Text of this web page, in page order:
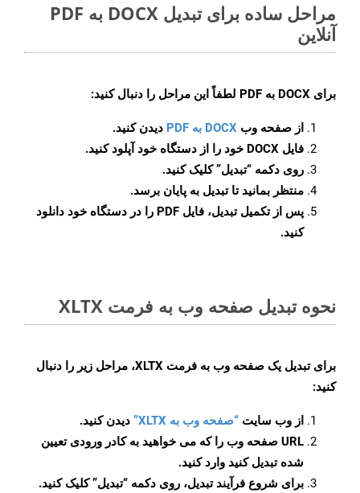
مراحل ساده برای تبدیل DOCX به PDF
آنلاین
برای DOCX به PDF لطفاً این مراحل را دنبال کنید:
از صفحه وب DOCX به PDF
دیدن کنید.
فایل DOCX خود را از دستگاه خود آپلود کنید.
روی دکمه “تبدیل”کلیک کنید.
منتظر بمانید تا تبدیل به پایان برسد.
پس از تکمیل تبدیل، فایل PDF را در دستگاه خود دانلود
کنید.
نحوه تبدیل صفحه وب به فرمت XLTX
برای تبدیل یک صفحه وب به فرمت XLTX، مراحل زیر را دنبال
کنید:
از وب سایت “صفحه وب به XLTX”
دیدن کنید.
URL صفحه وب را که می خواهید به کادر ورودی تعیین
شده تبدیل کنید وارد کنید.
برای شروع فرآیند تبدیل، روی دکمه “تبدیل” کلیک کنید.